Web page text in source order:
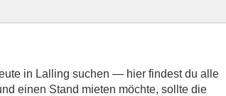
in Lalling suchen — hier findest du alle
einen Stand mieten möchte, sollte die